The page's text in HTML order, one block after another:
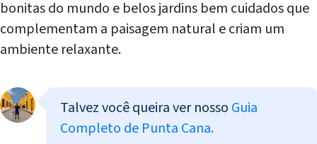
bonitas do mundo e belos jardins bem cuidados que
complementam a paisagem natural e criam um
ambiente relaxante.
Talvez você queira ver nosso Guia
Completo de Punta Cana.